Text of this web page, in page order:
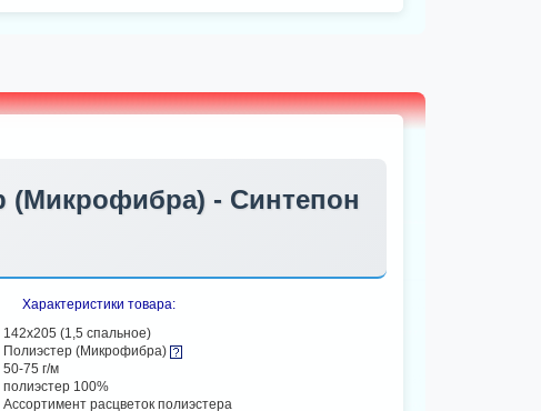
(Микрофибра) - Синтепон
Характеристики товара:
142х205 (1,5 спальное)
Полиэстер (Микрофибра)
50-75 г/м
полиэстер 100%
Ассортимент расцветок полиэстера